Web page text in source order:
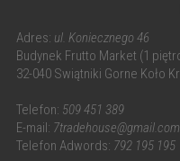
Adres: ul. Koniecznego 46
Budynek Frutto Market (1
32-040 Swiątniki Gorne Koło
Telefon: 509 451 389
E-mail: 7tradehouse@gmail.com
Telefon Adwords: 792 195 195